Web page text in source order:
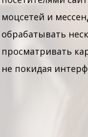
моцсетей и
обрабатывать
просматривать
не покидая